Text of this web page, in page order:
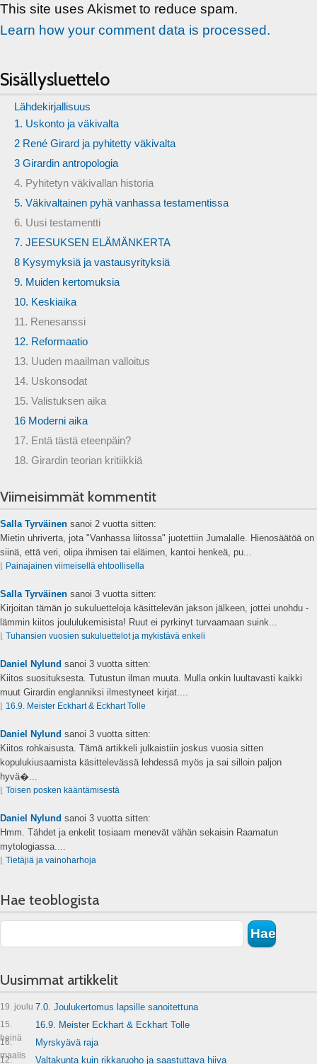
This site uses Akismet to reduce spam.
Learn how your comment data is processed.
Sisällysluettelo
Lähdekirjallisuus
1. Uskonto ja väkivalta
2 René Girard ja pyhitetty väkivalta
3 Girardin antropologia
4. Pyhitetyn väkivallan historia
5. Väkivaltainen pyhä vanhassa testamentissa
6. Uusi testamentti
7. JEESUKSEN ELÄMÄNKERTA
8 Kysymyksiä ja vastausyrityksiä
9. Muiden kertomuksia
10. Keskiaika
11. Renesanssi
12. Reformaatio
13. Uuden maailman valloitus
14. Uskonsodat
15. Valistuksen aika
16 Moderni aika
17. Entä tästä eteenpäin?
18. Girardin teorian kritiikkiä
Viimeisimmät kommentit
Salla Tyrväinen sanoi 2 vuotta sitten:
Mietin uhriverta, jota "Vanhassa liitossa" juotettiin Jumalalle. Hienosäätöä on
siinä, että veri, olipa ihmisen tai eläimen, kantoi henkeä, pu...
⌊ Painajainen viimeisellä ehtoollisella
Salla Tyrväinen sanoi 3 vuotta sitten:
Kirjoitan tämän jo sukuluetteloja käsittelevän jakson jälkeen, jottei unohdu -
lämmin kiitos joululukemisista! Ruut ei pyrkinyt turvaamaan suink...
⌊ Tuhansien vuosien sukuluettelot ja mykistävä enkeli
Daniel Nylund sanoi 3 vuotta sitten:
Kiitos suosituksesta. Tutustun ilman muuta. Mulla onkin luultavasti kaikki
muut Girardin englanniksi ilmestyneet kirjat....
⌊ 16.9. Meister Eckhart & Eckhart Tolle
Daniel Nylund sanoi 3 vuotta sitten:
Kiitos rohkaisusta. Tämä artikkeli julkaistiin joskus vuosia sitten
kopulukiusaamista käsittelevässä lehdessä myös ja sai silloin paljon
hyvä�...
⌊ Toisen posken kääntämisestä
Daniel Nylund sanoi 3 vuotta sitten:
Hmm. Tähdet ja enkelit tosiaam menevät vähän sekaisin Raamatun
mytologiassa....
⌊ Tietäjiä ja vainoharhoja
Hae teoblogista
Uusimmat artikkelit
19. joulu 7.0. Joulukertomus lapsille sanoitettuna
15.
heinä
16.9. Meister Eckhart & Eckhart Tolle
16.
maalis
Myrskyävä raja
12. Valtakunta kuin rikkaruoho ja saastuttava hiiva